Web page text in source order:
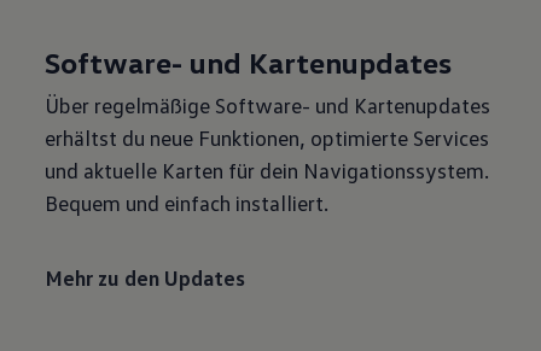
Software- und Kartenupdates
Über regelmäßige Software- und Kartenupdates
erhältst du neue Funktionen, optimierte Services
und aktuelle Karten für dein Navigationssystem.
Bequem und einfach installiert.
Mehr zu den Updates